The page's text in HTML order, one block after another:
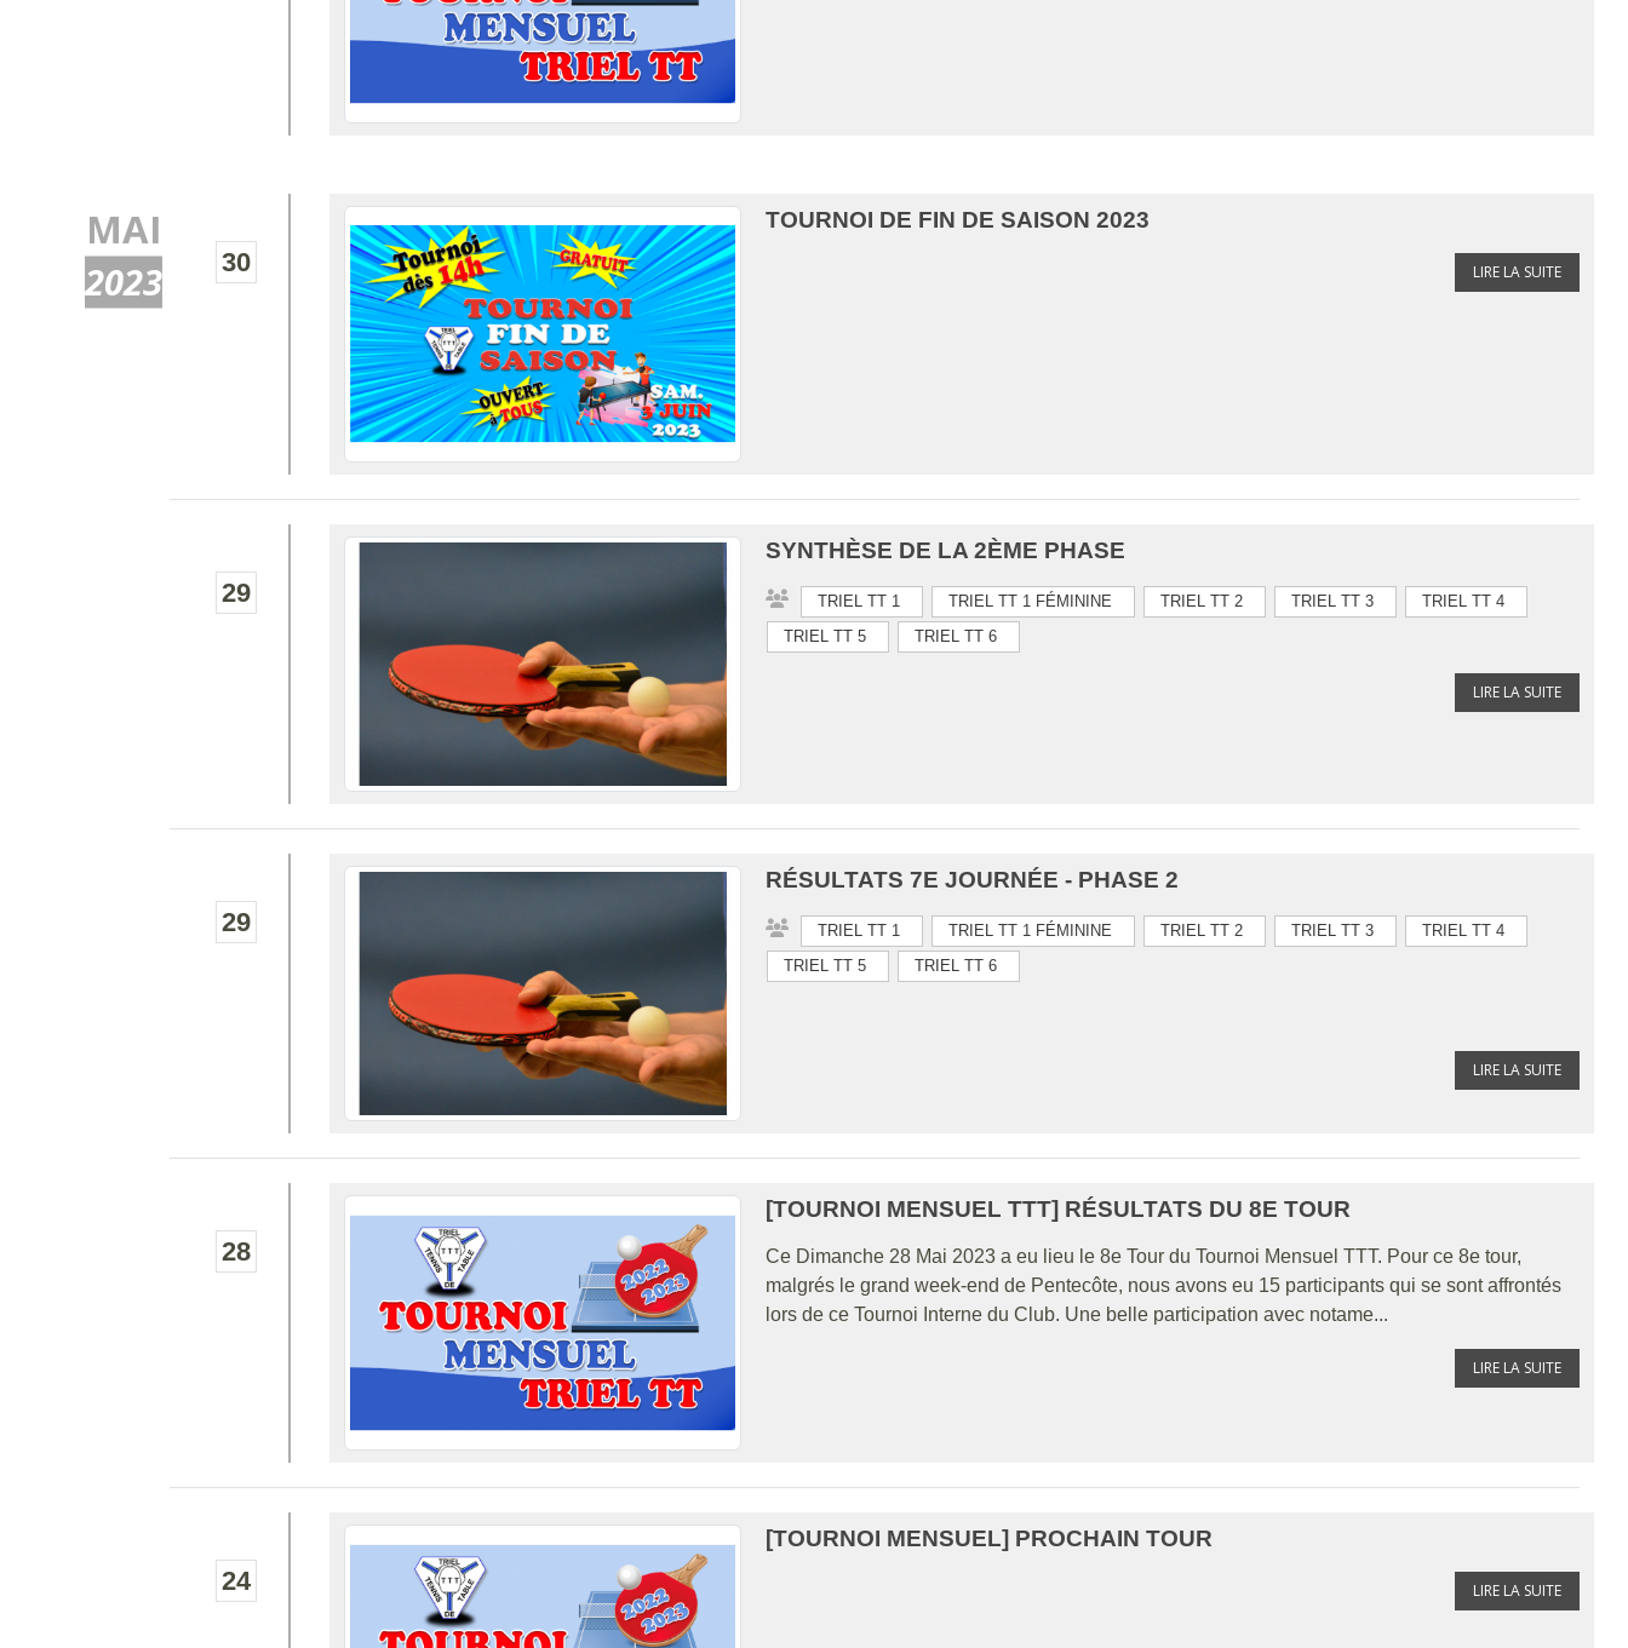
MAI
2023 30
TOURNOI DE FIN DE SAISON 2023
LIRE LA SUITE
29
SYNTHÈSE DE LA 2ÈME PHASE
TRIEL TT 1 TRIEL TT 1 FÉMININE TRIEL TT 2 TRIEL TT 3
TRIEL TT 4
TRIEL TT 5
TRIEL TT 6
LIRE LA SUITE
29
RÉSULTATS 7E JOURNÉE - PHASE 2
TRIEL TT 1 TRIEL TT 1 FÉMININE TRIEL TT 2 TRIEL TT 3
TRIEL TT 4
TRIEL TT 5
TRIEL TT 6
LIRE LA SUITE
28
[TOURNOI MENSUEL TTT] RÉSULTATS DU 8E TOUR
Ce Dimanche 28 Mai 2023 a eu lieu le 8e Tour du Tournoi Mensuel TTT. Pour ce 8e tour,
malgrés le grand week-end de Pentecôte, nous avons eu 15 participants qui se sont affrontés
lors de ce Tournoi Interne du Club. Une belle participation avec notame...
LIRE LA SUITE
24
[TOURNOI MENSUEL] PROCHAIN TOUR
LIRE LA SUITE